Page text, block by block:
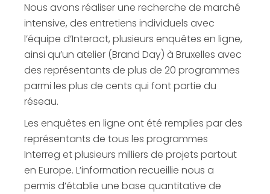
Nous avons réaliser une recherche de marché
intensive, des entretiens individuels avec
l’équipe d’Interact, plusieurs enquêtes en ligne,
ainsi qu’un atelier (Brand Day) à Bruxelles avec
des représentants de plus de 20 programmes
parmi les plus de cents qui font partie du
réseau.
Les enquêtes en ligne ont été remplies par des
représentants de tous les programmes
Interreg et plusieurs milliers de projets partout
en Europe. L’information recueillie nous a
permis d’établie une base quantitative de